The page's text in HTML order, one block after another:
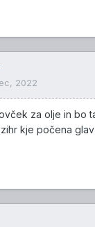
2022
za olje in bo
kje počena